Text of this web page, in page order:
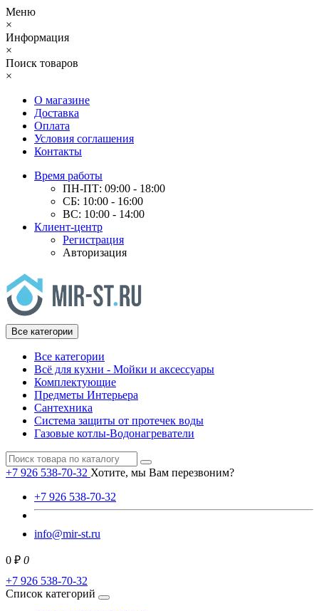
Меню
×
Информация
×
Поиск товаров
×
О магазине
Доставка
Оплата
Условия соглашения
Контакты
Время работы
ПН-ПТ: 09:00 - 18:00
СБ: 10:00 - 16:00
ВС: 10:00 - 14:00
Клиент-центр
Регистрация
Авторизация
Все категории
Все категории
Всё для кухни - Мойки и аксессуары
Комплектующие
Предметы Интерьера
Сантехника
Система защиты от протечек воды
Газовые котлы-Водонагреватели
+7 926 538-70-32 Хотите, мы Вам перезвоним?
+7 926 538-70-32
info@mir-st.ru
0 ₽ 0
+7 926 538-70-32
Список категорий